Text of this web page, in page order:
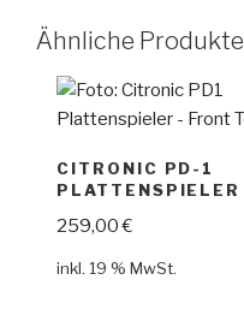
Ähnliche Produkte
CITRONIC PD-1
PLATTENSPIELER
259,00€
inkl. 19 % MwSt.